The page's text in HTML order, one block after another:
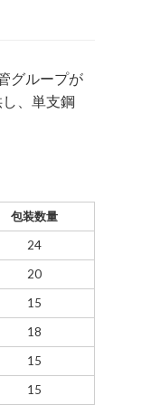
グループが
、単支鋼
包装数量
24
20
15
18
15
15